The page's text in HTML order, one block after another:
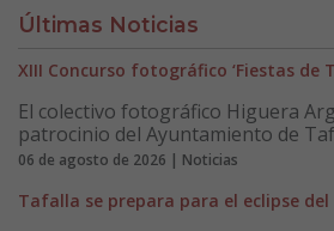
Últimas Noticias
XIII Concurso fotográfico ‘Fiestas de
El colectivo fotográfico Higuera
patrocinio del Ayuntamiento de
06 de agosto de 2026 | Noticias
Tafalla se prepara para el eclipse del